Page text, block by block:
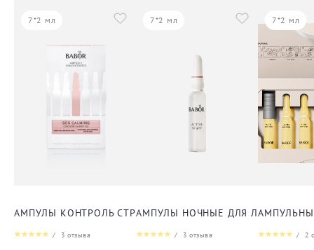
7*2 мл
АМПУЛЫ КОНТРОЛЬ СТРЕССА ДЛЯ ЛИЦА, ШЕИ И ДЕКОЛЬТЕ
/ 3 отзыва
7*2 мл
АМПУЛЫ НОЧНЫЕ ДЛЯ ЛИЦА, ШЕИ
/ 3 отзыва
7*2 мл
/ 2